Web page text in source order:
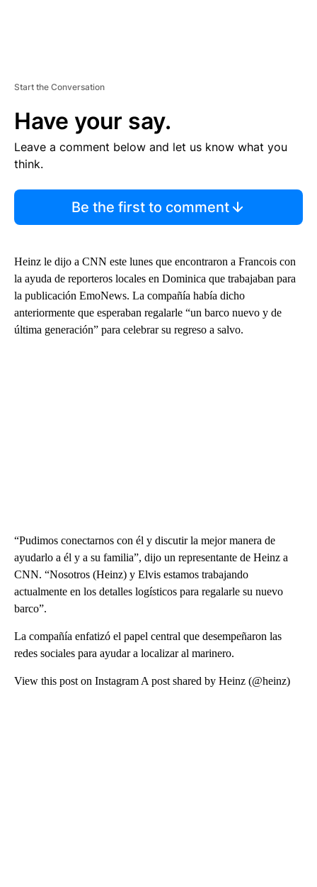
Start the Conversation
Have your say.
Leave a comment below and let us know what you
think.
Be the first to comment
Heinz le dijo a CNN este lunes que encontraron a Francois con
la ayuda de reporteros locales en Dominica que trabajaban para
la publicación EmoNews. La compañía había dicho
anteriormente que esperaban regalarle “un barco nuevo y de
última generación” para celebrar su regreso a salvo.
“Pudimos conectarnos con él y discutir la mejor manera de
ayudarlo a él y a su familia”, dijo un representante de Heinz a
CNN. “Nosotros (Heinz) y Elvis estamos trabajando
actualmente en los detalles logísticos para regalarle su nuevo
barco”.
La compañía enfatizó el papel central que desempeñaron las
redes sociales para ayudar a localizar al marinero.
View this post on Instagram A post shared by Heinz (@heinz)